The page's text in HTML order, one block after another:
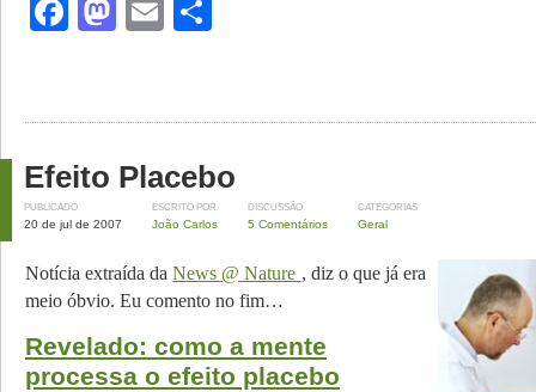
Facebook
Mastodon
Email
Efeito Placebo
PUBLICADO
20 de jul de 2007
ESCRITO POR
João Carlos
DISCUSSÃO
5 Comentários
CATEGORIAS
Geral
Notícia extraída daNews @ Nature , diz o que já era
meio óbvio. Eu comento no fim…
Revelado: como a mente
processa o efeito placebo